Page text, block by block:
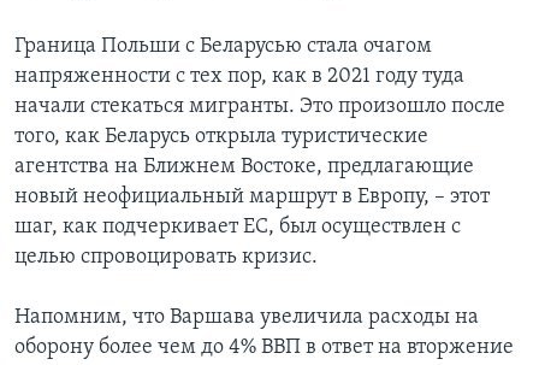
Граница Польши с Беларусью стала очагом
напряженности с тех пор, как в 2021 году туда
начали стекаться мигранты. Это произошло после
того, как Беларусь открыла туристические
агентства на Ближнем Востоке, предлагающие
новый неофициальный маршрут в Европу, – этот
шаг, как подчеркивает ЕС, был осуществлен с
целью спровоцировать кризис.
Напомним, что Варшава увеличила расходы на
оборону более чем до 4% ВВП в ответ на вторжение